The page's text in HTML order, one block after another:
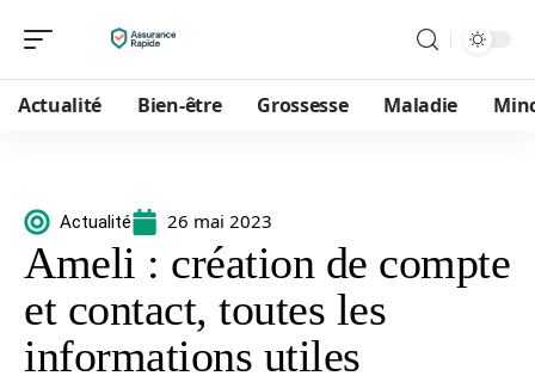
Actualité Bien-être Grossesse Maladie
Actualité 26 mai 2023
Ameli : création de compte
et contact, toutes les
informations utiles